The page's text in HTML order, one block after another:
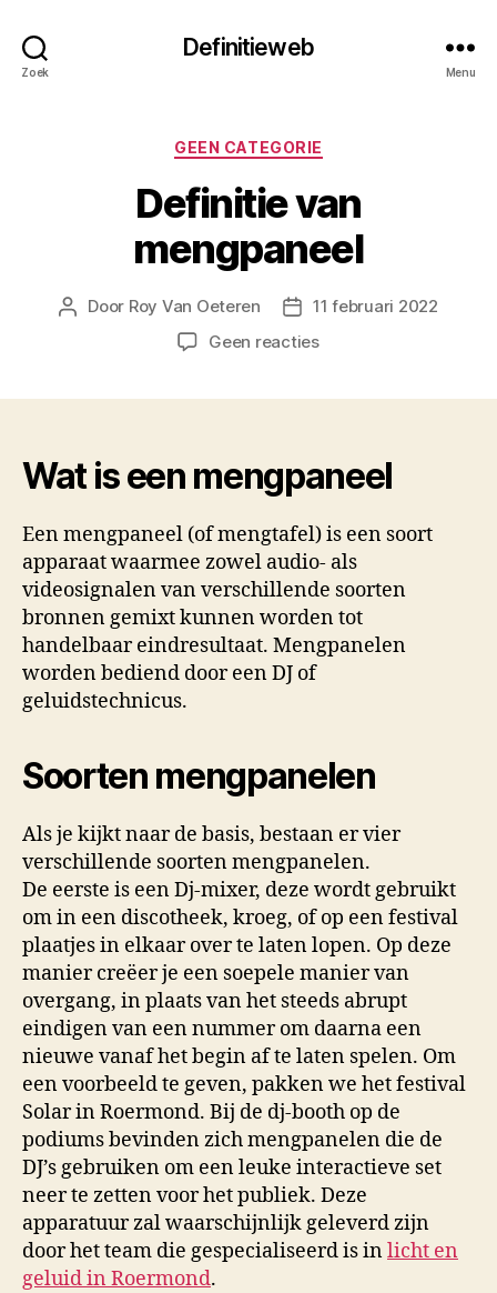
Zoek
Definitieweb
Menu
Categorieën
GEEN CATEGORIE
Definitie van
mengpaneel
Berichtauteur
Door Roy Van Oeteren Berichtdatum
11 februari 2022
Geen reactiesop
Wat is een mengpaneel
Een mengpaneel (of mengtafel) is een soort
apparaat waarmee zowel audio- als
videosignalen van verschillende soorten
bronnen gemixt kunnen worden tot
handelbaar eindresultaat. Mengpanelen
worden bediend door een DJ of
geluidstechnicus.
Soorten mengpanelen
Als je kijkt naar de basis, bestaan er vier
verschillende soorten mengpanelen.
De eerste is een Dj-mixer, deze wordt gebruikt
om in een discotheek, kroeg, of op een festival
plaatjes in elkaar over te laten lopen. Op deze
manier creëer je een soepele manier van
overgang, in plaats van het steeds abrupt
eindigen van een nummer om daarna een
nieuwe vanaf het begin af te laten spelen. Om
een voorbeeld te geven, pakken we het festival
Solar in Roermond. Bij de dj-booth op de
podiums bevinden zich mengpanelen die de
DJ’s gebruiken om een leuke interactieve set
neer te zetten voor het publiek. Deze
apparatuur zal waarschijnlijk geleverd zijn
door het team die gespecialiseerd is inlicht en
geluid in Roermond.